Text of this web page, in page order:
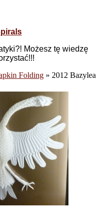
Możesz tę wiedzę
Folding » 2012 Bazylea